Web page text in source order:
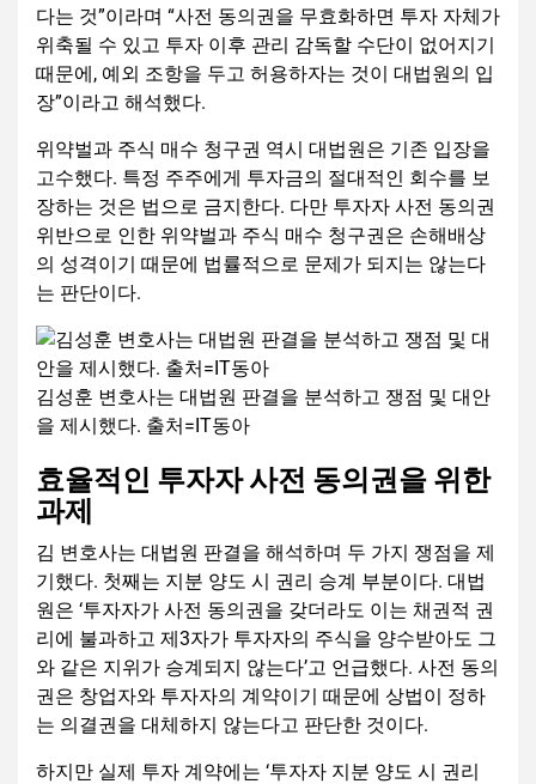
다는 것”이라며 “사전 동의권을 무효화하면 투자 자체가
위축될 수 있고 투자 이후 관리 감독할 수단이 없어지기
때문에, 예외 조항을 두고 허용하자는 것이 대법원의 입
장”이라고 해석했다.
위약벌과 주식 매수 청구권 역시 대법원은 기존 입장을
고수했다. 특정 주주에게 투자금의 절대적인 회수를 보
장하는 것은 법으로 금지한다. 다만 투자자 사전 동의권
위반으로 인한 위약벌과 주식 매수 청구권은 손해배상
의 성격이기 때문에 법률적으로 문제가 되지는 않는다
는 판단이다.
김성훈 변호사는 대법원 판결을 분석하고 쟁점 및 대안
을 제시했다. 출처=IT동아
효율적인 투자자 사전 동의권을 위한
과제
김 변호사는 대법원 판결을 해석하며 두 가지 쟁점을 제
기했다. 첫째는 지분 양도 시 권리 승계 부분이다. 대법
원은 ‘투자자가 사전 동의권을 갖더라도 이는 채권적 권
리에 불과하고 제3자가 투자자의 주식을 양수받아도 그
와 같은 지위가 승계되지 않는다’고 언급했다. 사전 동의
권은 창업자와 투자자의 계약이기 때문에 상법이 정하
는 의결권을 대체하지 않는다고 판단한 것이다.
하지만 실제 투자 계약에는 ‘투자자 지분 양도 시 권리